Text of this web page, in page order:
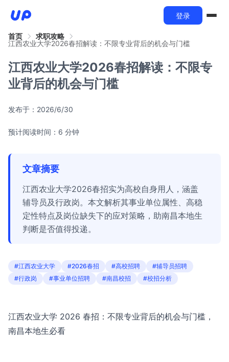
登录
首页
求职攻略
江西农业大学2026春招解读：不限专业背后的机会与门槛
江西农业大学2026春招解读：不限专
业背后的机会与门槛
发布于： 2026/6/30
预计阅读时间：6 分钟
文章摘要
江西农业大学2026春招实为高校自身用人，涵盖
辅导员及行政岗。本文解析其事业单位属性、高稳
定性特点及岗位缺失下的应对策略，助南昌本地生
判断是否值得投递。
#江西农业大学 #2026春招 #高校招聘
#辅导员招聘
#行政岗
#事业单位招聘 #南昌校招 #校招分析
江西农业大学 2026 春招：不限专业背后的机会与门槛，
南昌本地生必看